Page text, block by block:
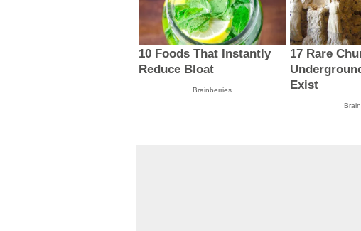
10 Foods That Instantly
Reduce Bloat
Brainberries
17 Rare
Exist